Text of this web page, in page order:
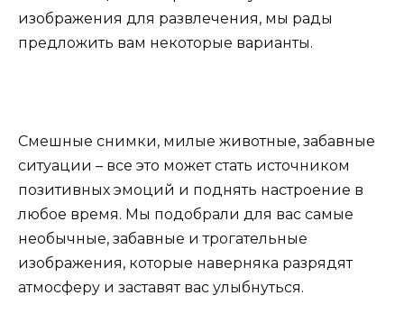
изображения для развлечения, мы рады
предложить вам некоторые варианты.
Смешные снимки, милые животные, забавные
ситуации – все это может стать источником
позитивных эмоций и поднять настроение в
любое время. Мы подобрали для вас самые
необычные, забавные и трогательные
изображения, которые наверняка разрядят
атмосферу и заставят вас улыбнуться.